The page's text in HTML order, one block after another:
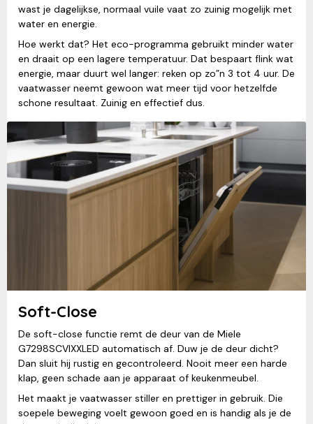
wast je dagelijkse, normaal vuile vaat zo zuinig mogelijk met
water en energie.
Hoe werkt dat? Het eco-programma gebruikt minder water
en draait op een lagere temperatuur. Dat bespaart flink wat
energie, maar duurt wel langer: reken op zo”n 3 tot 4 uur. De
vaatwasser neemt gewoon wat meer tijd voor hetzelfde
schone resultaat. Zuinig en effectief dus.
Soft-Close
De soft-close functie remt de deur van de Miele
G7298SCVIXXLED automatisch af. Duw je de deur dicht?
Dan sluit hij rustig en gecontroleerd. Nooit meer een harde
klap, geen schade aan je apparaat of keukenmeubel.
Het maakt je vaatwasser stiller en prettiger in gebruik. Die
soepele beweging voelt gewoon goed en is handig als je de